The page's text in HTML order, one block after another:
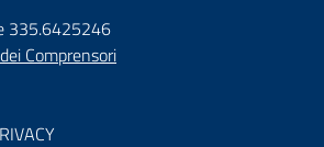
335.6425246
Comprensori